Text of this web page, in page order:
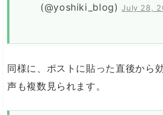
(@yoshiki_blog)July 28,
同様に、ポストに貼った直後から
声も複数見られます。